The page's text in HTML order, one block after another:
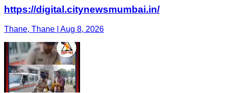
https://digital.citynewsmumbai.in/
Thane, Thane | Aug 8, 2026